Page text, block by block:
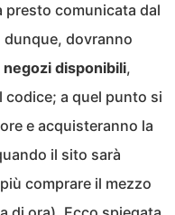
presto comunicata dal
dunque, dovranno
disponibili,
a quel punto si
e acquisteranno la
il sito sarà
comprare il mezzo